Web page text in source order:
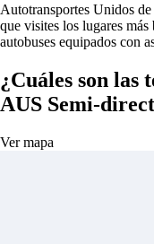
Autotransportes Unidos
que visites los lugares
autobuses equipados con
¿Cuáles son las
AUS Semi-
Ver mapa